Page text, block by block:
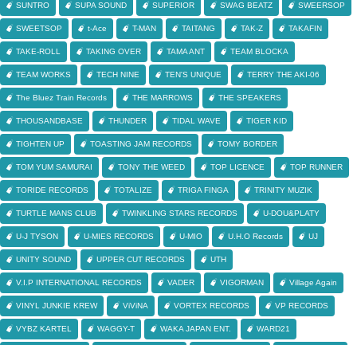
SUNTRO SUPA SOUND SUPERIOR SWAG BEATZ SWEERSOP
SWEETSOP t-Ace T-MAN TAITANG TAK-Z TAKAFIN
TAKE-ROLL TAKING OVER TAMA ANT TEAM BLOCKA
TEAM WORKS TECH NINE TEN'S UNIQUE TERRY THE AKI-06
The Bluez Train Records THE MARROWS THE SPEAKERS
THOUSANDBASE THUNDER TIDAL WAVE TIGER KID
TIGHTEN UP TOASTING JAM RECORDS TOMY BORDER
TOM YUM SAMURAI TONY THE WEED TOP LICENCE TOP RUNNER
TORIDE RECORDS TOTALIZE TRIGA FINGA TRINITY MUZIK
TURTLE MANS CLUB TWINKLING STARS RECORDS U-DOU&PLATY
U-J TYSON U-MIES RECORDS U-MIO U.H.O Records UJ
UNITY SOUND UPPER CUT RECORDS UTH
V.I.P INTERNATIONAL RECORDS VADER VIGORMAN Village Again
VINYL JUNKIE KREW ViViNA VORTEX RECORDS VP RECORDS
VYBZ KARTEL WAGGY-T WAKA JAPAN ENT. WARD21